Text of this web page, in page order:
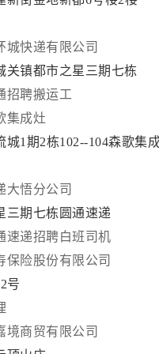
城快递有限公司
关镇都市之星三期七栋
招聘搬运工
集成灶
城1期2栋102--104森歌集
大悟分公司
三期七栋圆通速递
速递招聘白班司机
保险股份有限公司
号
境商贸有限公司